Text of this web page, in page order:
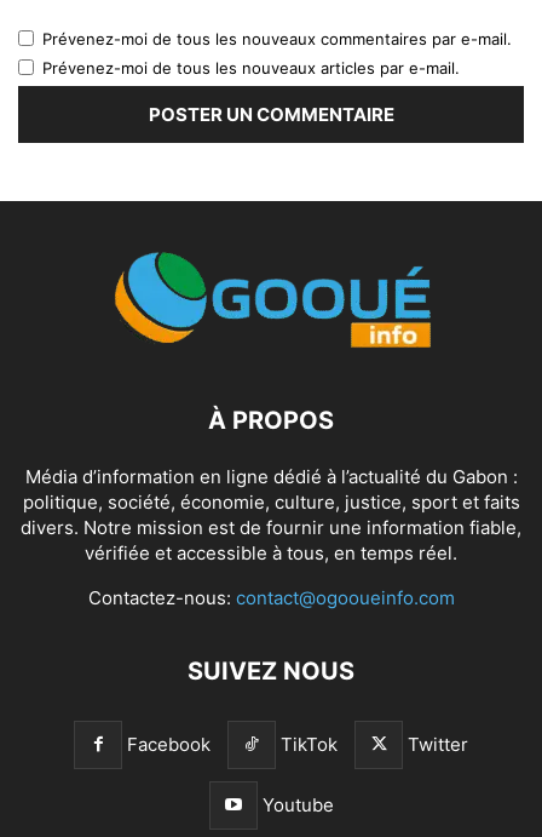
Prévenez-moi de tous les nouveaux commentaires par e-mail.
Prévenez-moi de tous les nouveaux articles par e-mail.
À PROPOS
Média d’information en ligne dédié à l’actualité du Gabon :
politique, société, économie, culture, justice, sport et faits
divers. Notre mission est de fournir une information fiable,
vérifiée et accessible à tous, en temps réel.
Contactez-nous: contact@ogooueinfo.com
SUIVEZ NOUS
Facebook TikTok Twitter
Youtube